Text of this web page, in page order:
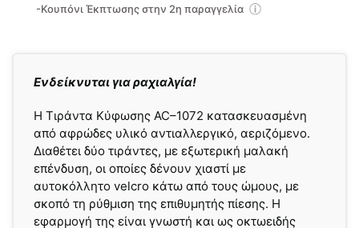
Ενδείκνυται για ραχιαλγία!
Η Τιράντα Κύφωσης AC–1072 κατασκευασμένη
από αφρώδες υλικό αντιαλλεργικό, αεριζόμενο.
Διαθέτει δύο τιράντες, με εξωτερική μαλακή
επένδυση, οι οποίες δένουν χιαστί με
αυτοκόλλητο velcro κάτω από τους ώμους, με
σκοπό τη ρύθμιση της επιθυμητής πίεσης. Η
εφαρμογή της είναι γνωστή και ως οκτωειδής
-Κουπόνι Έκπτωσης στην 2η παραγγελία